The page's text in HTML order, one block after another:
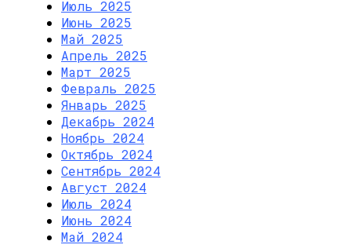
Июль 2025
Июнь 2025
Май 2025
Апрель 2025
Март 2025
Февраль 2025
Январь 2025
Декабрь 2024
Ноябрь 2024
Октябрь 2024
Сентябрь 2024
Август 2024
Июль 2024
Июнь 2024
Май 2024